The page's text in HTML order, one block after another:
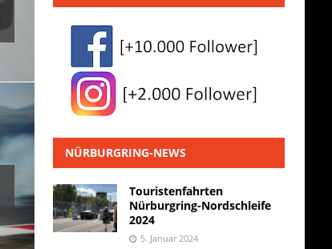
NÜRBURGRING-NEWS
Touristenfahrten
Nürburgring-Nordschleife
2024
5. Januar 2024